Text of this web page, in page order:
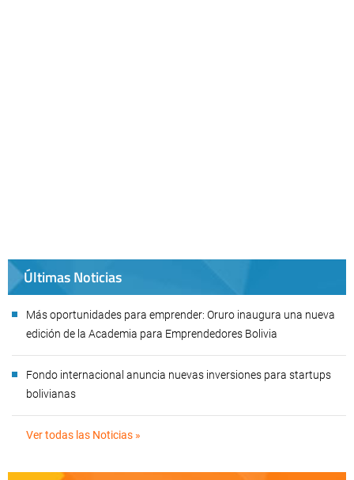
Últimas Noticias
Más oportunidades para emprender: Oruro inaugura una nueva
edición de la Academia para Emprendedores Bolivia
Fondo internacional anuncia nuevas inversiones para startups
bolivianas
Ver todas las Noticias »